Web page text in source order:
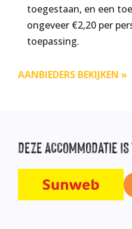
toegestaan, en een
ongeveer €2,20 per
toepassing.
AANBIEDERS BEKIJKEN »
DEZE ACCOMMODATIE